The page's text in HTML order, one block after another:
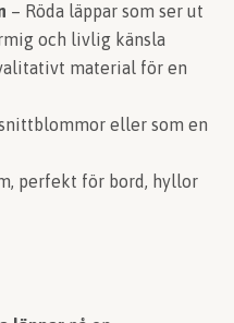
– Röda läppar som ser ut
och livlig känsla
material för en
eller som en
perfekt för bord, hyllor